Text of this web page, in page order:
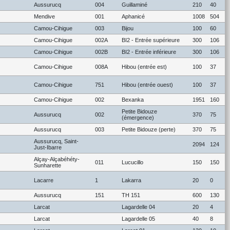
Aussurucq 004 Guillaminé 210
40
Mendive 001 Aphanicé 1008
504
Camou-Cihigue 003 Bijou 100
60
Camou-Cihigue 002A BI2 - Entrée supérieure 300
106
Camou-Cihigue 002B BI2 - Entrée inférieure 300 106
Camou-Cihigue 008A Hibou (entrée est) 100 37
Camou-Cihigue 751 Hibou (entrée ouest) 100 37
Camou-Cihigue 002 Bexanka 1951 160
Aussurucq 002
Petite Bidouze
(émergence)
370 75
Aussurucq 003 Petite Bidouze (perte) 370 75
Aussurucq, Saint-
Just-Ibarre
2094 124
Alçay-Alçabéhéty-
Sunharette
011 Lucucillo 150 150
Lacarre 1 Lakarra 20 0
Aussurucq 151 TH 151 600
130
Larcat Lagardelle 04 20
4
Larcat Lagardelle 05 40
8